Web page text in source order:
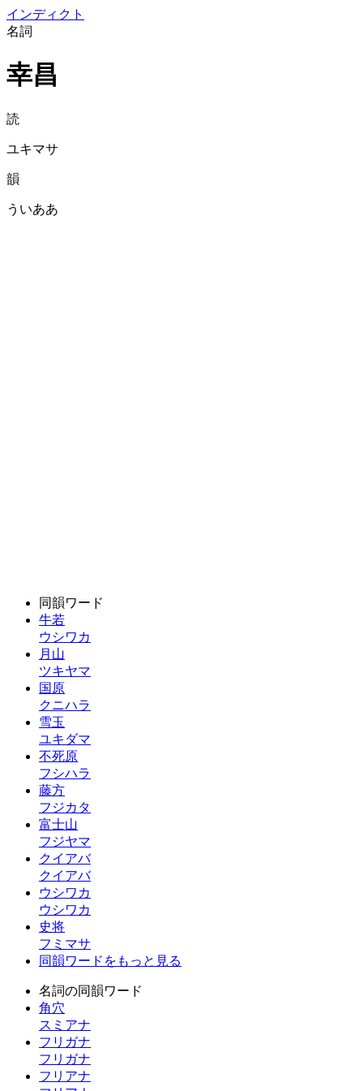
インディクト
名詞
幸昌
読
ユキマサ
韻
ういああ
同韻ワード
牛若
ウシワカ
月山
ツキヤマ
国原
クニハラ
雪玉
ユキダマ
不死原
フシハラ
藤方
フジカタ
富士山
フジヤマ
クイアバ
クイアバ
ウシワカ
ウシワカ
史将
フミマサ
同韻ワードをもっと見る
名詞の同韻ワード
角穴
スミアナ
フリガナ
フリガナ
フリアナ